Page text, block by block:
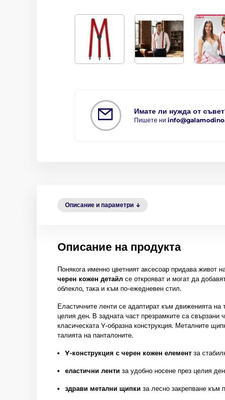
Имате ли нужда от
Пишете ни
Описание и параметри
Описание на продукта
Понякога именно цветният аксесоар придава живот
черен кожен детайл се открояват и могат да
облекло, така и към по-ежедневен стил.
Еластичните ленти се адаптират към движенията на
целия ден. В задната част презрамките са свързани
класическата Y-образна конструкция. Металните
талията на панталоните.
Y-конструкция с черен кожен елемент за
еластични ленти за удобно носене през целия ден
здрави метални щипки за лесно закрепване към